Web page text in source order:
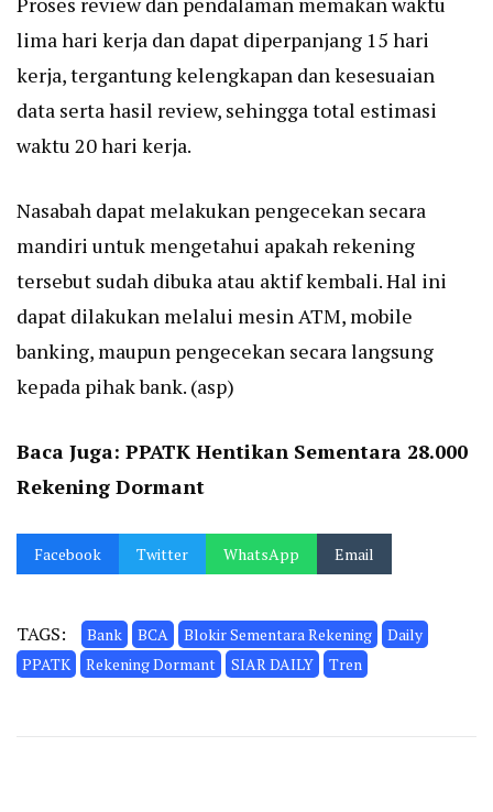
lima hari kerja dan dapat diperpanjang 15 hari
kerja, tergantung kelengkapan dan kesesuaian
data serta hasil review, sehingga total estimasi
waktu 20 hari kerja.
Nasabah dapat melakukan pengecekan secara
mandiri untuk mengetahui apakah rekening
tersebut sudah dibuka atau aktif kembali. Hal ini
dapat dilakukan melalui mesin ATM, mobile
banking, maupun pengecekan secara langsung
kepada pihak bank. (asp)
Baca Juga: PPATK Hentikan Sementara 28.000
Rekening Dormant
Facebook Twitter WhatsApp Email
TAGS: Bank BCA Blokir Sementara Rekening
Daily
PPATK
Rekening Dormant SIAR DAILY Tren